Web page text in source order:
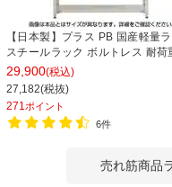
【日本製】プラス PB 国産軽量
スチールラック ボルトレス 耐荷
150kg/段 天地6段 幅1812×奥行
高さ2100mm スチール棚 スチー
ェルフ 収納棚 オープンラック 収
ック
29,900(税込)
27,182(税抜)
271ポイント
6件
売れ筋商品